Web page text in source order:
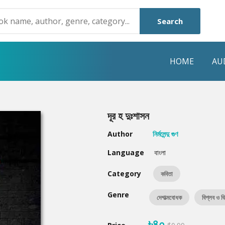
Search
HOME
Humayun Ahmed
Mouri Morium
Hot & New
দূর হ দুঃশাসন
Author
নির্মলেন্দু গুণ
Language
বাংলা
Category কবিতা
Genre দেশাত্মবোধক বিপ্লব ও